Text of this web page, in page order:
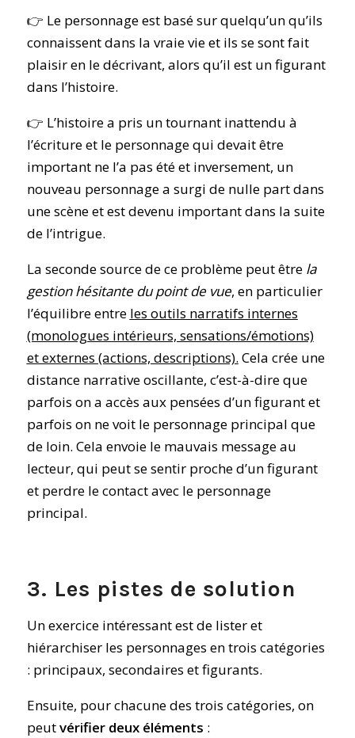
👉 Le personnage est basé sur quelqu’un qu’ils
connaissent dans la vraie vie et ils se sont fait
plaisir en le décrivant, alors qu’il est un figurant
dans l’histoire.
👉 L’histoire a pris un tournant inattendu à
l’écriture et le personnage qui devait être
important ne l’a pas été et inversement, un
nouveau personnage a surgi de nulle part dans
une scène et est devenu important dans la suite
de l’intrigue.
La seconde source de ce problème peut être la
gestion hésitante du point de vue, en particulier
l’équilibre entre les outils narratifs internes
(monologues intérieurs, sensations/émotions)
et externes (actions, descriptions). Cela crée une
distance narrative oscillante, c’est-à-dire que
parfois on a accès aux pensées d’un figurant et
parfois on ne voit le personnage principal que
de loin. Cela envoie le mauvais message au
lecteur, qui peut se sentir proche d’un figurant
et perdre le contact avec le personnage
principal.
3. Les pistes de solution
Un exercice intéressant est de lister et
hiérarchiser les personnages en trois catégories
: principaux, secondaires et figurants.
Ensuite, pour chacune des trois catégories, on
peutvérifier deux éléments :